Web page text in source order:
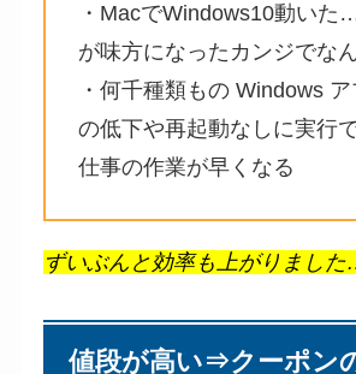
・MacでWindows10動いた
が味方になったカンジでな
・何千種類もの Windows
の低下や再起動なしに実行
仕事の作業が早くなる
ずいぶんと効率も上がりまし
値段が高い⇒クーポン